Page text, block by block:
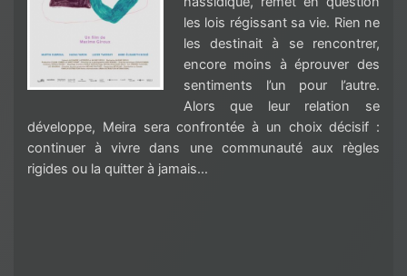
les lois régissant sa vie. Rien ne
les destinait à se rencontrer,
encore moins à éprouver des
sentiments l’un pour l’autre.
Alors que leur relation se
développe, Meira sera confrontée à un choix décisif :
continuer à vivre dans une communauté aux règles
rigides ou la quitter à jamais…